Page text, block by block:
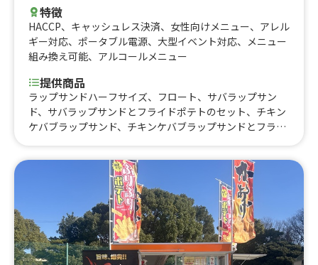
特徴
HACCP、 キャッシュレス決済、 女性向けメニュー、 アレル
ギー対応、 ポータブル電源、 大型イベント対応、 メニュー
組み換え可能、 アルコールメニュー
提供商品
ラップサンドハーフサイズ、フロート、サバラップサン
ド、サバラップサンドとフライドポテトのセット、チキン
ケバブラップサンド、チキンケバブラップサンドとフライ
ーライスとフライドポテトのセット、フライドポテト・S
（小）、フライドポテト・カップ（大）、三重県産マイヤ
ーレモンを使ったレモネード、ビール、エフェスビール、